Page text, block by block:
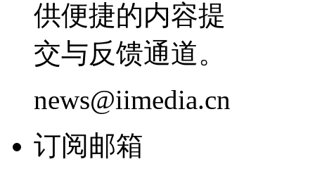
供便捷的内容提
交与反馈通道。
news@iimedia.cn
订阅邮箱